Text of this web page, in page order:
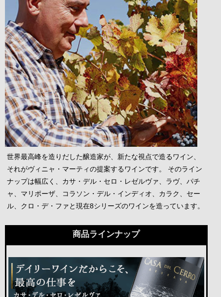
世界最高峰を造りだした醸造家が、新たな視点で造るワイン、
それがヴィニャ・マーティの提案するワインです。 そのライン
ナップは幅広く、カサ・デル・セロ・レゼルヴァ、ラヴ、パチ
ャ、マリポーザ、コラソン・デル・インディオ、カラク、セー
ル、クロ・デ・ファと現在8シリーズのワインを造っています。
商品ラインナップ